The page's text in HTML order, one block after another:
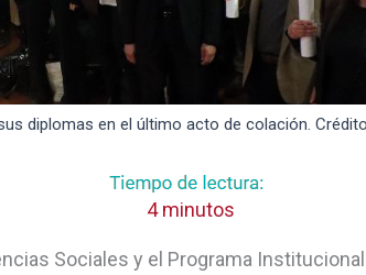
diplomas en el último acto de colación.
4 minutos
Sociales y el Programa